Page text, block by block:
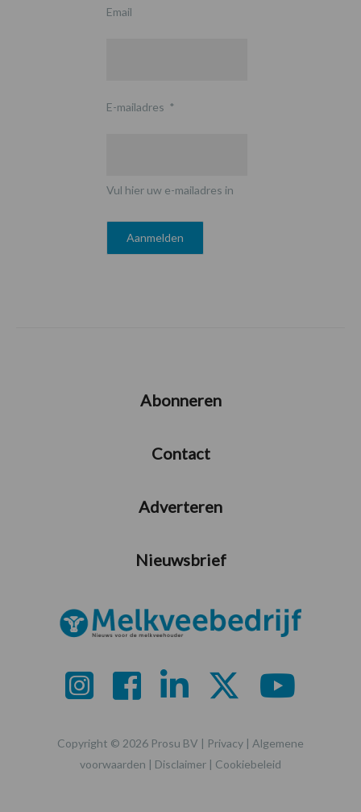
Email
E-mailadres *
Vul hier uw e-mailadres in
Abonneren
Contact
Adverteren
Nieuwsbrief
Copyright © 2026 Prosu BV | Privacy | Algemene
voorwaarden | Disclaimer | Cookiebeleid